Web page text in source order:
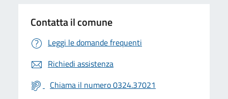
Contatta il comune
Leggi le domande frequenti
Richiedi assistenza
Chiama il numero 0324.37021